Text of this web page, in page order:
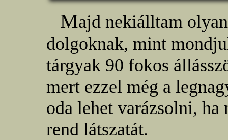
Majd nekiálltam
dolgoknak, mint
tárgyak 90 fokos
mert ezzel még a
oda lehet varázsolni, ha
rend látszatát.